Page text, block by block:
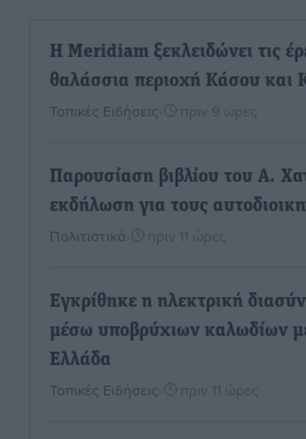
Η Meridiam ξεκλειδώνει τις
θαλάσσια περιοχή Κάσου και
Τοπικές Ειδήσεις πριν 9 ώρες
Παρουσίαση βιβλίου του Α.
εκδήλωση για τους
Πολιτιστικά πριν 11 ώρες
Εγκρίθηκε η ηλεκτρική
μέσω υποβρύχιων καλωδίων
Ελλάδα
Τοπικές Ειδήσεις πριν 11 ώρες